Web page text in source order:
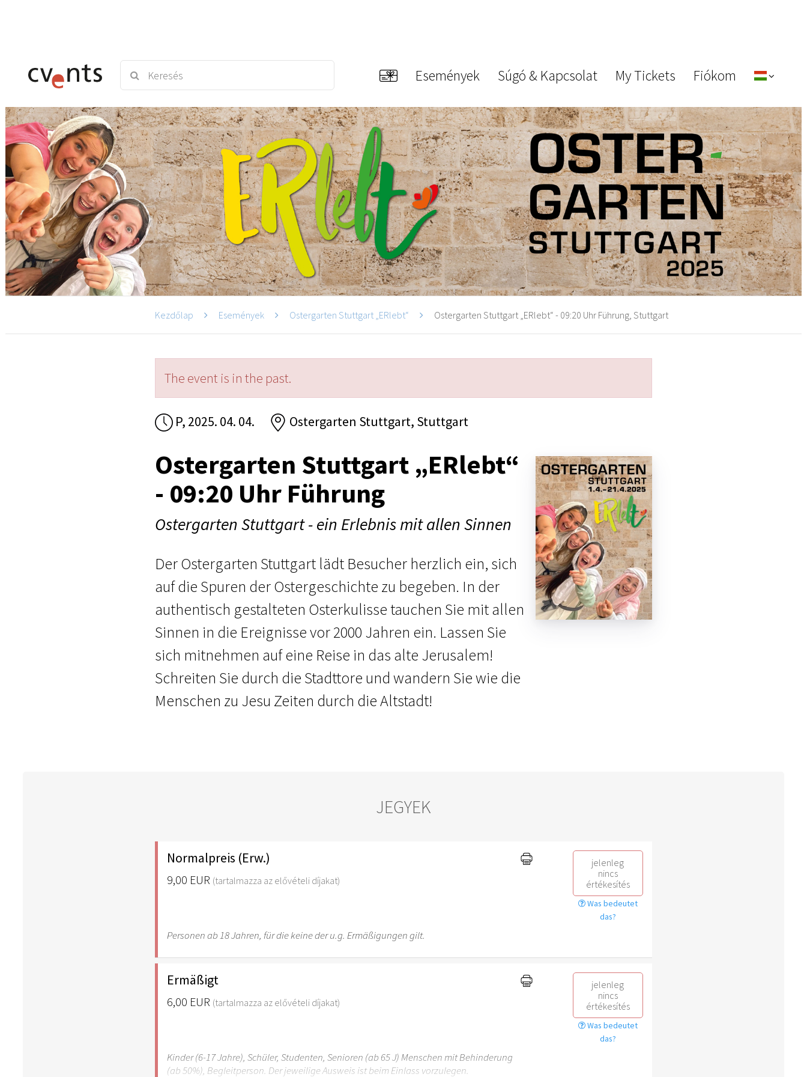
Események Súgó & Kapcsolat My Tickets Fiókom
Kezdőlap Események Ostergarten Stuttgart „ERlebt“ Ostergarten Stuttgart „ERlebt“ - 09:20 Uhr Führung, Stuttgart
The event is in the past.
P, 2025. 04. 04. Ostergarten Stuttgart, Stuttgart
Ostergarten Stuttgart „ERlebt“
- 09:20 Uhr Führung
Ostergarten Stuttgart - ein Erlebnis mit allen Sinnen
Der Ostergarten Stuttgart lädt Besucher herzlich ein, sich
auf die Spuren der Ostergeschichte zu begeben. In der
authentisch gestalteten Osterkulisse tauchen Sie mit allen
Sinnen in die Ereignisse vor 2000 Jahren ein. Lassen Sie
sich mitnehmen auf eine Reise in das alte Jerusalem!
Schreiten Sie durch die Stadttore und wandern Sie wie die
Menschen zu Jesu Zeiten durch die Altstadt!
JEGYEK
Normalpreis (Erw.)
9,00 EUR (tartalmazza az elővételi díjakat)
jelenleg
nincs
értékesítés
Was bedeutet
das?
Personen ab 18 Jahren, für die keine der u.g. Ermäßigungen gilt.
Ermäßigt
6,00 EUR (tartalmazza az elővételi díjakat)
jelenleg
nincs
értékesítés
Was bedeutet
das?
Kinder (6-17 Jahre), Schüler, Studenten, Senioren (ab 65 J) Menschen mit Behinderung
(ab 50%), Begleitperson. Der jeweilige Ausweis ist beim Einlass vorzulegen.